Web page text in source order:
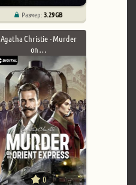
Размер:3.29 GB
Agatha Christie - Murder
on …
0